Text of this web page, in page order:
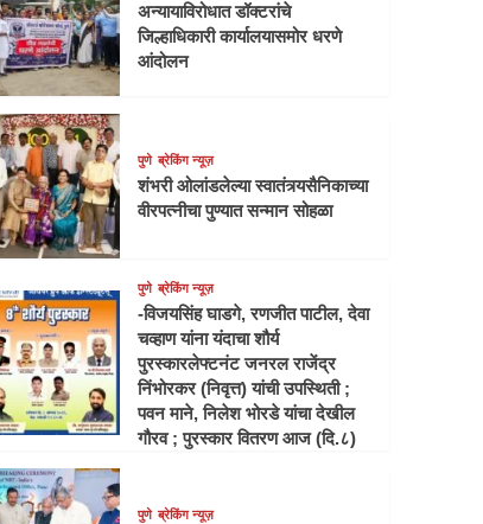
अन्यायाविरोधात डॉक्टरांचे
जिल्हाधिकारी कार्यालयासमोर धरणे
आंदोलन
पुणे ब्रेकिंग न्यूज़
शंभरी ओलांडलेल्या स्वातंत्र्यसैनिकाच्या
वीरपत्नीचा पुण्यात सन्मान सोहळा
पुणे ब्रेकिंग न्यूज़
-विजयसिंह घाडगे, रणजीत पाटील, देवा
चव्हाण यांना यंदाचा शौर्य
पुरस्कारलेफ्टनंट जनरल राजेंद्र
निंभोरकर (निवृत्त) यांची उपस्थिती ;
पवन माने, निलेश भोरडे यांचा देखील
गौरव ; पुरस्कार वितरण आज (दि.८)
पुणे ब्रेकिंग न्यूज़